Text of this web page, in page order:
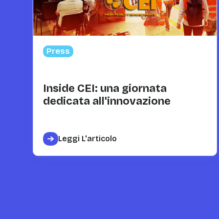
Press
Inside CEI: una giornata
dedicata all'innovazione
Leggi L'articolo